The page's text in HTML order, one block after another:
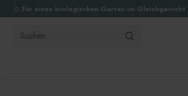
⚖️ Für einen biologischen Garten im Gleichgewicht
Suchen…